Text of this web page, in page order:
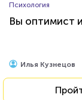
Тест: «Какой
сериала
Психология
Вы оптимист
Илья Кузнецов